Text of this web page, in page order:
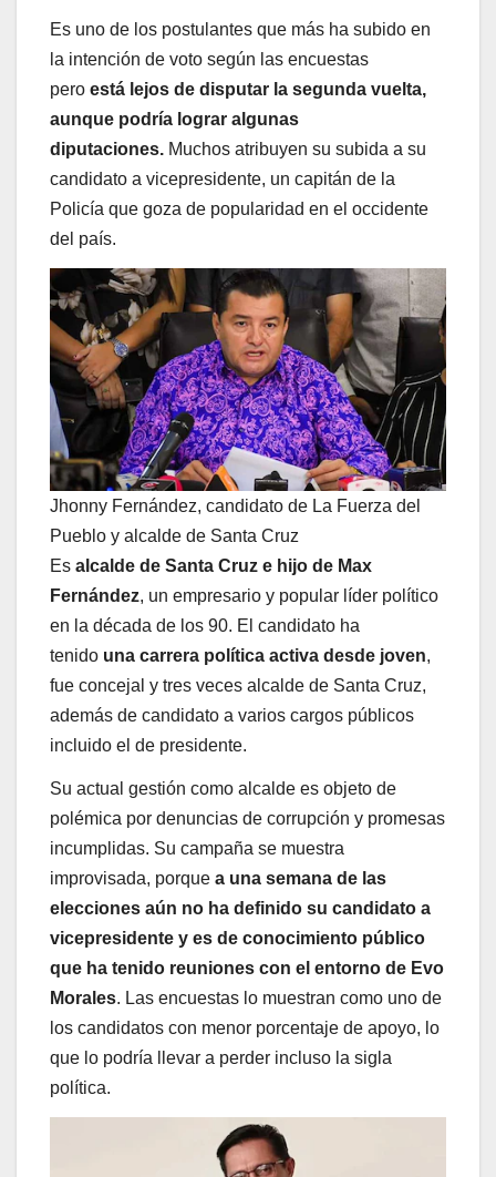
Es uno de los postulantes que más ha subido en
la intención de voto según las encuestas
pero está lejos de disputar la segunda vuelta,
aunque podría lograr algunas
diputaciones. Muchos atribuyen su subida a su
candidato a vicepresidente, un capitán de la
Policía que goza de popularidad en el occidente
del país.
Jhonny Fernández, candidato de La Fuerza del
Pueblo y alcalde de Santa Cruz
Es alcalde de Santa Cruz e hijo de Max
Fernández, un empresario y popular líder político
en la década de los 90. El candidato ha
tenido una carrera política activa desde joven,
fue concejal y tres veces alcalde de Santa Cruz,
además de candidato a varios cargos públicos
incluido el de presidente.
Su actual gestión como alcalde es objeto de
polémica por denuncias de corrupción y promesas
incumplidas. Su campaña se muestra
improvisada, porque a una semana de las
elecciones aún no ha definido su candidato a
vicepresidente y es de conocimiento público
que ha tenido reuniones con el entorno de Evo
Morales. Las encuestas lo muestran como uno de
los candidatos con menor porcentaje de apoyo, lo
que lo podría llevar a perder incluso la sigla
política.